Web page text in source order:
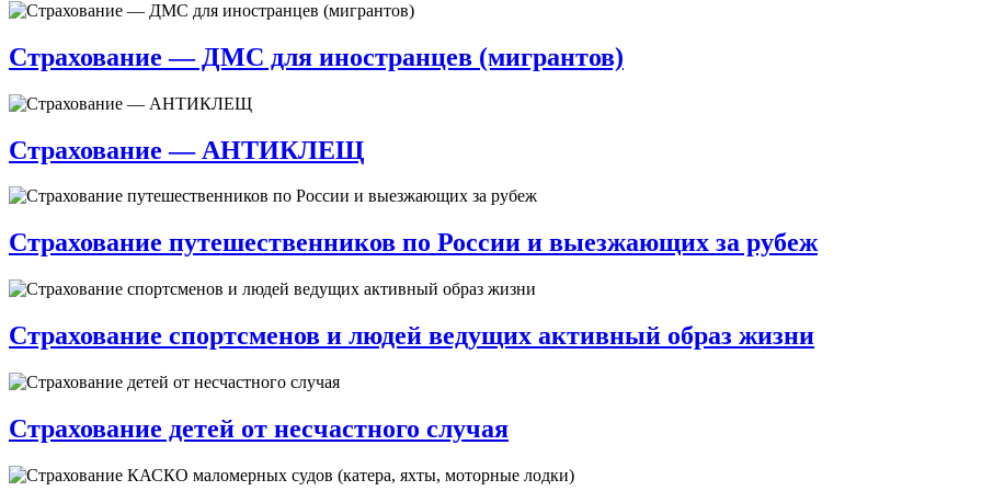
Страхование — ДМС для иностранцев (мигрантов)
Страхование — АНТИКЛЕЩ
Страхование путешественников по России и выезжающих за рубеж
Страхование спортсменов и людей ведущих активный образ жизни
Страхование детей от несчастного случая